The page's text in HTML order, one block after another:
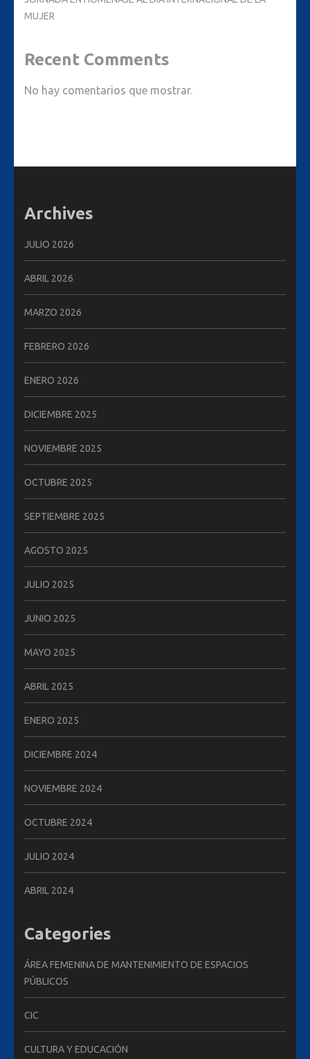
MUJER
Recent Comments
No hay comentarios que mostrar.
Archives
JULIO 2026
ABRIL 2026
MARZO 2026
FEBRERO 2026
ENERO 2026
DICIEMBRE 2025
NOVIEMBRE 2025
OCTUBRE 2025
SEPTIEMBRE 2025
AGOSTO 2025
JULIO 2025
JUNIO 2025
MAYO 2025
ABRIL 2025
ENERO 2025
DICIEMBRE 2024
NOVIEMBRE 2024
OCTUBRE 2024
JULIO 2024
ABRIL 2024
Categories
ÁREA FEMENINA DE MANTENIMIENTO DE ESPACIOS
PÚBLICOS
CIC
CULTURA Y EDUCACIÓN